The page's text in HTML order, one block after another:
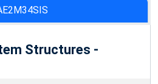
Structures -